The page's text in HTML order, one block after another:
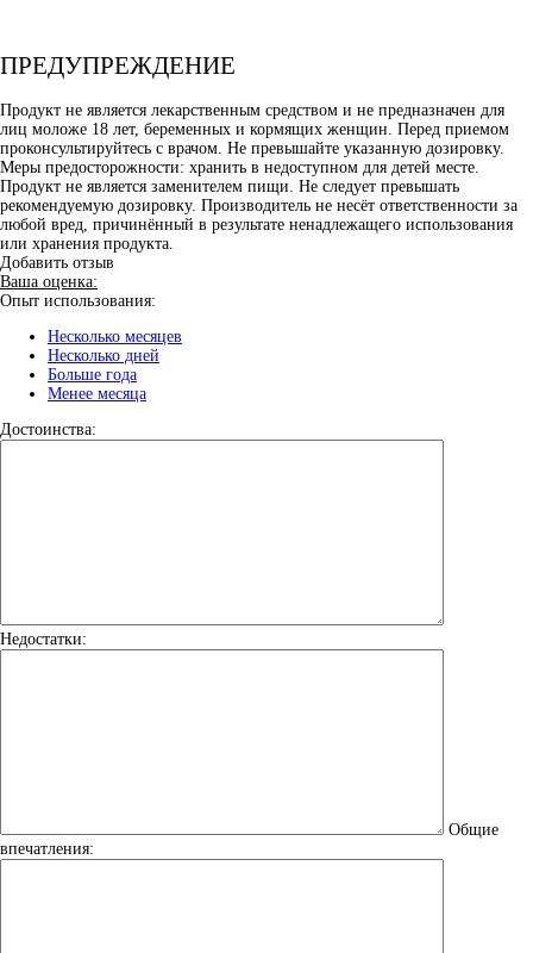
ПРЕДУПРЕЖДЕНИЕ
Продукт не является лекарственным средством и не предназначен для
лиц моложе 18 лет, беременных и кормящих женщин. Перед приемом
проконсультируйтесь с врачом. Не превышайте указанную дозировку.
Меры предосторожности: хранить в недоступном для детей месте.
Продукт не является заменителем пищи. Не следует превышать
рекомендуемую дозировку. Производитель не несёт ответственности за
любой вред, причинённый в результате ненадлежащего использования
или хранения продукта.
Добавить отзыв
Ваша оценка:
Опыт использования:
Несколько месяцев
Несколько дней
Больше года
Менее месяца
Достоинства:
Недостатки:
Общие
впечатления: